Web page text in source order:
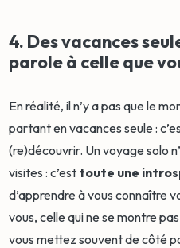
4. Des vacances
parole à celle que
En réalité, il n’y a pas que le
partant en vacances seule :
(re)découvrir. Un voyage solo
visites : c’est toute une
d’apprendre à vous connaître
vous, celle qui ne se montre
vous mettez souvent de côté